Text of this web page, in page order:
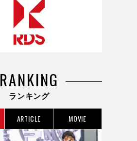
RANKING
ランキング
ARTICLE MOVIE